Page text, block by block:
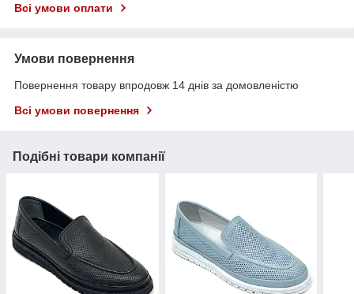
Всі умови оплати
Умови повернення
Повернення товару впродовж 14 днів за домовленістю
Всі умови повернення
Подібні товари компанії